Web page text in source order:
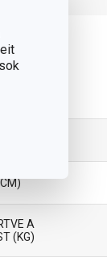
A
(KG)